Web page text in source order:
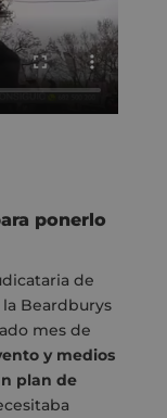
ponerlo
de
Beardburys
mes de
y medios
plan de